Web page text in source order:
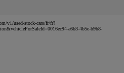
v1/used-stock-cars/fr/fr?
a6b3-4b5e-b9b8-